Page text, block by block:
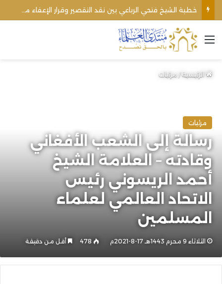
القائمة
الرئيسية/مرئيات
مرئيات
رسالة إلى الشعب الأفغاني
وقادته – العلامة الشيخ
أحمد الريسوني رئيس
الاتحاد العالمي لعلماء
المسلمين
الثلاثاء 9 محرم 1443هـ 17-8-2021م 478 أقل من دقيقة